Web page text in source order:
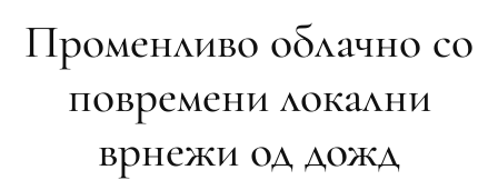
Променливо облачно со
повремени локални
врнежи од дожд